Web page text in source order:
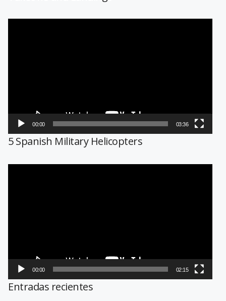
00:00 03:36
5 Spanish Military Helicopters
00:00 02:15
Entradas recientes